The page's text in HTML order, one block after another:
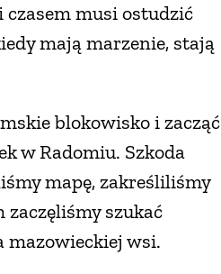
czasem musi ostudzić
mają marzenie, stają
blokowisko i zacząć
w Radomiu. Szkoda
mapę, zakreśliliśmy
zaczęliśmy szukać
mazowieckiej wsi.